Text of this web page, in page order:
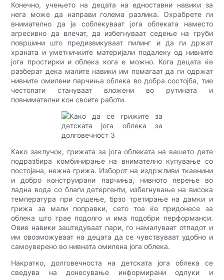
Конечно, учењето на децата на едноставни навики за
нега може да направи голема разлика. Охрабрете ги
внимателно да ја соблекуваат јога облеката наместо
агресивно да влечат, да избегнуваат седење на груби
површини што предизвикуваат пилинг и да ги држат
храната и уметничките материјали подалеку од нивните
јога простирки и облека кога е можно. Кога децата ќе
разберат дека малите навики им помагаат да ги одржат
нивните омилени парчиња облека во добра состојба, тие
честопати стануваат вложени во рутината и
повнимателни кон своите работи.
Како заклучок, грижата за јога облеката на вашето дете
подразбира комбинирање на внимателно купување со
постојана, нежна грижа. Изборот на издржливи ткаенини
и добро конструирани парчиња, нивното перење во
ладна вода со благи детергенти, избегнување на висока
температура при сушење, брзо третирање на дамки и
грижа за мали поправки, сето тоа ќе придонесе за
облека што трае подолго и има подобри перформанси.
Овие навики заштедуваат пари, го намалуваат отпадот и
им овозможуваат на децата да се чувствуваат удобно и
самоуверено во нивната омилена јога облека.
Накратко, долговечноста на детската јога облека се
сведува на донесување информирани одлуки и